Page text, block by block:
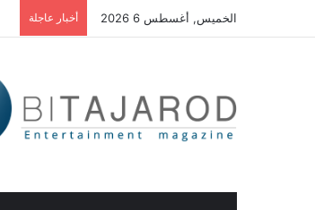
الخميس, أغسطس 6 2026 أخبار عاجلة